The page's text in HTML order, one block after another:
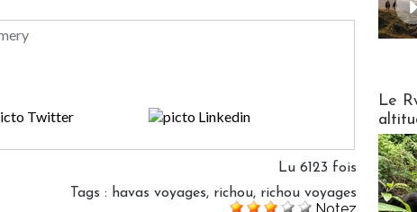
Lu 6123 fois
Tags : havas voyages, richou, richou voyages
Le